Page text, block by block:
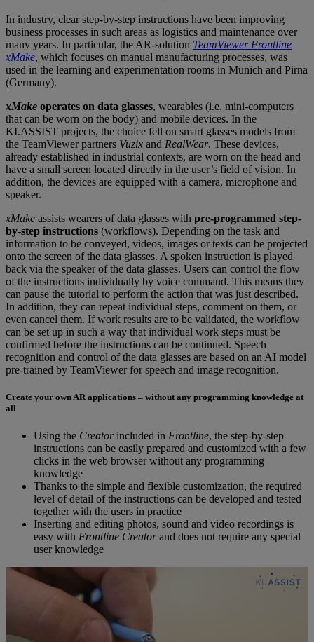
In industry, clear step-by-step instructions have been improving
business processes in such areas as logistics and maintenance over
many years. In particular, the AR-solution TeamViewer Frontline
xMake, which focuses on manual manufacturing processes, was
used in the learning and experimentation rooms in Munich and Pirna
(Germany).
xMake operates on data glasses, wearables (i.e. mini-computers
that can be worn on the body) and mobile devices. In the
KI.ASSIST projects, the choice fell on smart glasses models from
the TeamViewer partners Vuzix and RealWear. These devices,
already established in industrial contexts, are worn on the head and
have a small screen located directly in the user’s field of vision. In
addition, the devices are equipped with a camera, microphone and
speaker.
xMake assists wearers of data glasses with pre-programmed step-
by-step instructions (workflows). Depending on the task and
information to be conveyed, videos, images or texts can be projected
onto the screen of the data glasses. A spoken instruction is played
back via the speaker of the data glasses. Users can control the flow
of the instructions individually by voice command. This means they
can pause the tutorial to perform the action that was just described.
In addition, they can repeat individual steps, comment on them, or
even cancel them. If work results are to be validated, the workflow
can be set up in such a way that individual work steps must be
confirmed before the instructions can be continued. Speech
recognition and control of the data glasses are based on an AI model
pre-trained by TeamViewer for speech and image recognition.
Create your own AR applications – without any programming knowledge at
all
Using the Creatorincluded in Frontline, the step-by-step
instructions can be easily prepared and customized with a few
clicks in the web browser without any programming
knowledge
Thanks to the simple and flexible customization, the required
level of detail of the instructions can be developed and tested
together with the users in practice
Inserting and editing photos, sound and video recordings is
easy with Frontline Creatorand does not require any special
user knowledge